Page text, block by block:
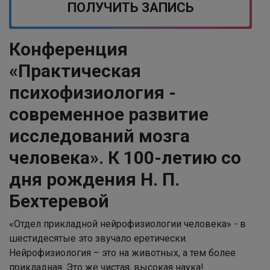
ПОЛУЧИТЬ ЗАПИСЬ
Конференция
«Практическая
психофизиология -
современное развитие
исследований мозга
человека». К 100-летию со
дня рождения Н. П.
Бехтеревой
«Отдел прикладной нейрофизиологии человека» - в
шестидесятые это звучало еретически.
Нейрофизиология – это на животных, а тем более
прикладная. Это же чистая, высокая наука!